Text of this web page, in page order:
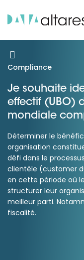
Compliance
Je souhaite
effectif (UBO)
mondiale
Déterminer le
organisation
défi dans le
clientèle (customer
en cette période où
structurer leur
meilleur parti.
fiscalité.